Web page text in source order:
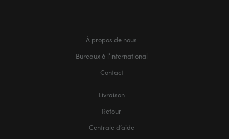
À propos de nous
Bureaux à l’international
Contact
Livraison
Retour
Centrale d’aide